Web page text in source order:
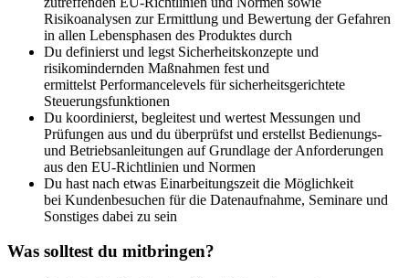
Risikoanalysen zur Ermittlung und Bewertung der Gefahren
in allen Lebensphasen des Produktes durch
Du definierst und legst Sicherheitskonzepte und
risikomindernden Maßnahmen fest und
ermittelst Performancelevels für sicherheitsgerichtete
Steuerungsfunktionen
Du koordinierst, begleitest und wertest Messungen und
Prüfungen aus und du überprüfst und erstellst Bedienungs-
und Betriebsanleitungen auf Grundlage der Anforderungen
aus den EU-Richtlinien und Normen
Du hast nach etwas Einarbeitungszeit die Möglichkeit
bei Kundenbesuchen für die Datenaufnahme, Seminare und
Sonstiges dabei zu sein
Was solltest du mitbringen?